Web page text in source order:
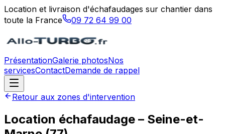
Location et livraison d'échafaudages sur chantier dans
toute la France
09 72 64 99 00
PrésentationGalerie photosNos
servicesContactDemande de rappel
Retour aux zones d'intervention
Location échafaudage – Seine-et-